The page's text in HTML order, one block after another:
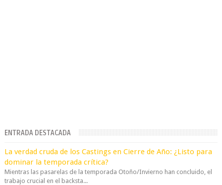
ENTRADA DESTACADA
La verdad cruda de los Castings en Cierre de Año: ¿Listo para
dominar la temporada crítica?
Mientras las pasarelas de la temporada Otoño/Invierno han concluido, el
trabajo crucial en el backsta...